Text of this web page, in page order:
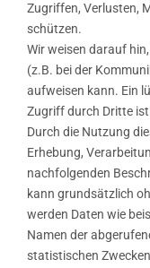
Zugriffen, Verlusten,
schützen.
Wir weisen darauf
(z.B. bei der
aufweisen kann. Ein
Zugriff durch Dritte
Durch die Nutzung
Erhebung,
nachfolgenden
kann grundsätzlich
werden Daten wie
Namen der
statistischen